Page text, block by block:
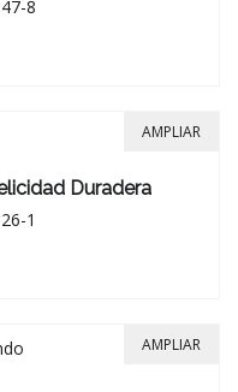
8
Duradera
1
AMPLIAR
AMPLIAR